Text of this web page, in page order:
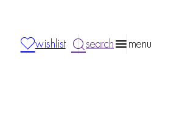
wishlist search menu